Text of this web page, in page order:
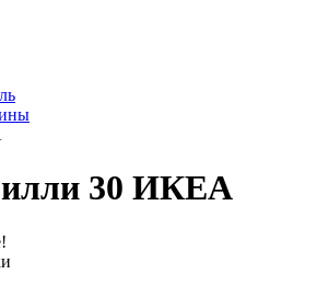
30 ИКЕА